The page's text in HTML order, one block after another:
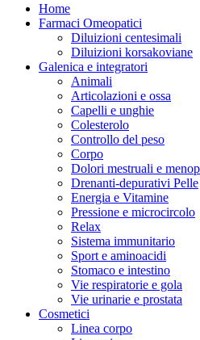
Home
Farmaci Omeopatici
Diluizioni centesimali
Diluizioni korsakoviane
Galenica e integratori
Animali
Articolazioni e ossa
Capelli e unghie
Colesterolo
Controllo del peso
Corpo
Dolori mestruali e
Drenanti-depurativi Pelle
Energia e Vitamine
Pressione e microcircolo
Relax
Sistema immunitario
Sport e aminoacidi
Stomaco e intestino
Vie respiratorie e gola
Vie urinarie e prostata
Cosmetici
Linea corpo